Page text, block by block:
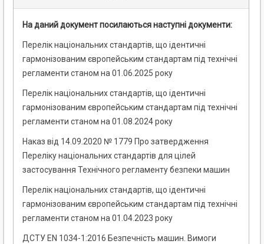
На даний документ посилаються наступні документи:
Перелік національних стандартів, що ідентичні
гармонізованим європейським стандартам під технічні
регламенти станом на 01.06.2025 року
Перелік національних стандартів, що ідентичні
гармонізованим європейським стандартам під технічні
регламенти станом на 01.08.2024 року
Наказ від 14.09.2020 № 1779 Про затвердження
Переліку національних стандартів для цілей
застосування Технічного регламенту безпеки машин
Перелік національних стандартів, що ідентичні
гармонізованим європейським стандартам під технічні
регламенти станом на 01.04.2023 року
ДСТУ EN 1034-1:2016 Безпечність машин. Вимоги